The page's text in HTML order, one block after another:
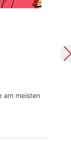
am meisten